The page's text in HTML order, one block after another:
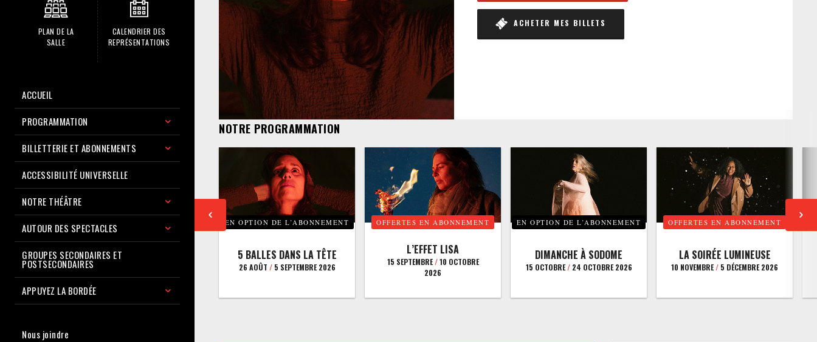
PLAN DE LA
SALLE
CALENDRIER DES
REPRÉSENTATIONS
ACCUEIL
PROGRAMMATION
BILLETTERIE ET ABONNEMENTS
ACCESSIBILITÉ UNIVERSELLE
NOTRE THÉÂTRE
AUTOUR DES SPECTACLES
GROUPES SECONDAIRES ET
POSTSECONDAIRES
APPUYEZ LA BORDÉE
Nous joindre
ACHETER MES BILLETS
NOTRE PROGRAMMATION
EN OPTION DE L’ABONNEMENT
5 BALLES DANS LA TÊTE
26 AOÛT /5 SEPTEMBRE 2026
OFFERTES EN ABONNEMENT
L’EFFET LISA
15 SEPTEMBRE/10 OCTOBRE
2026
EN OPTION DE L’ABONNEMENT
DIMANCHE À SODOME
15 OCTOBRE/24 OCTOBRE 2026
OFFERTES EN ABONNEMENT
LA SOIRÉE LUMINEUSE
10 NOVEMBRE/ 5 DÉCEMBRE 2026